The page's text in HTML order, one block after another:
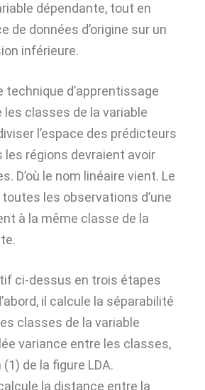
dépendante, tout en
de données d’origine sur un
inférieure.
technique d’apprentissage
classes de la variable
l’espace des prédicteurs
les régions devraient avoir
D’où le nom linéaire vient. Le
les observations d’une
à la même classe de la
ci-dessus en trois étapes
il calcule la séparabilité
classes de la variable
variance entre les classes,
de la figure LDA.
la distance entre la